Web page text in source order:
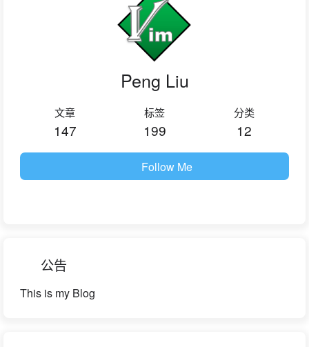
Peng Liu
文章
147
标签
199
分类
12
Follow Me
公告
This is my Blog